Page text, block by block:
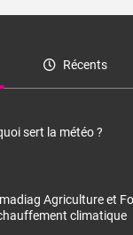
Récents
sert la météo ?
Agriculture et
climatique